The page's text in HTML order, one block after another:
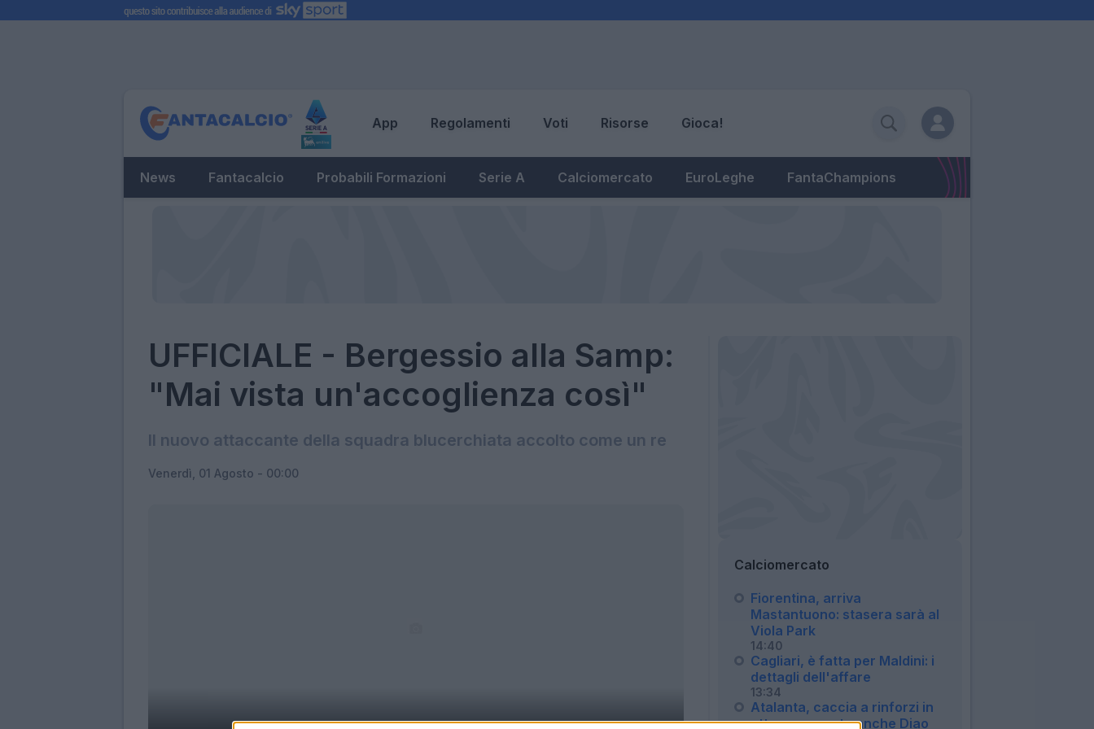
App Regolamenti Voti Risorse Gioca!
News Fantacalcio Probabili Formazioni Serie A Calciomercato EuroLeghe FantaChampions
UFFICIALE - Bergessio alla Samp:
"Mai vista un'accoglienza così"
Il nuovo attaccante della squadra blucerchiata accolto come un re
Venerdì, 01 Agosto - 00:00
Calciomercato
Fiorentina, arriva
Mastantuono: stasera sarà al
Viola Park
14:40
Cagliari, è fatta per Maldini: i
dettagli dell'affare
13:34
Atalanta, caccia a rinforzi in
attacco: spunta anche Diao